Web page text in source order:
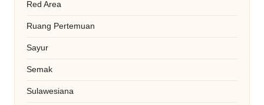
Red Area
Ruang Pertemuan
Sayur
Semak
Sulawesiana